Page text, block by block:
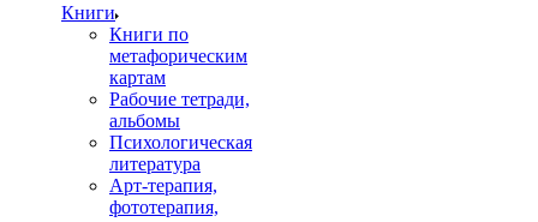
Книги
Книги по
метафорическим
картам
Рабочие тетради,
альбомы
Психологическая
литература
Арт-терапия,
фототерапия,